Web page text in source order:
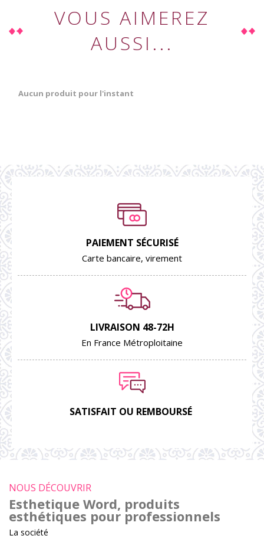
VOUS AIMEREZ
AUSSI...
Aucun produit pour l'instant
PAIEMENT SÉCURISÉ
Carte bancaire, virement
LIVRAISON 48-72H
En France Métroploitaine
SATISFAIT OU REMBOURSÉ
NOUS DÉCOUVRIR
Esthetique Word, produits
esthétiques pour professionnels
La société